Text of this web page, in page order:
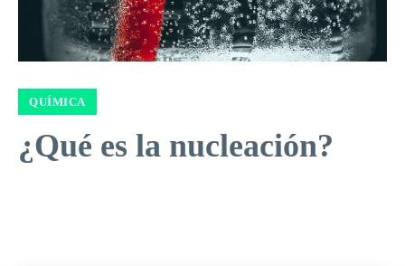
QUÍMICA
¿Qué es la nucleación?